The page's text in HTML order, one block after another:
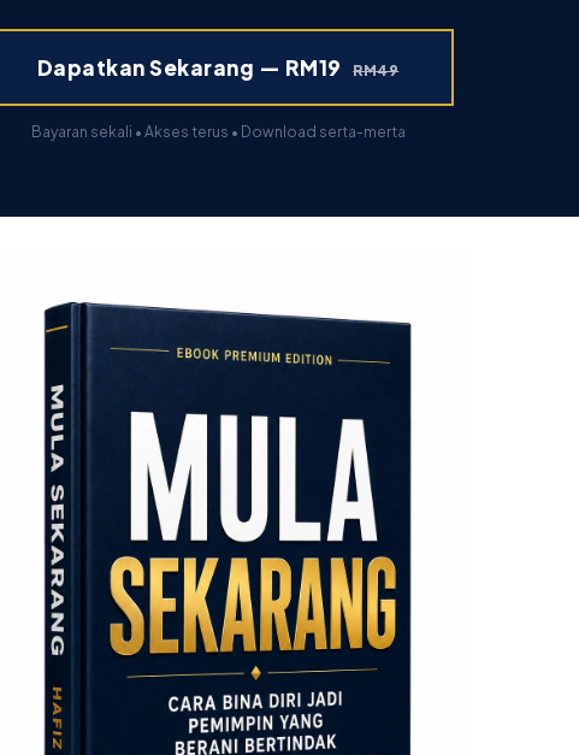
Dapatkan Sekarang — RM19 RM49
Bayaran sekali • Akses terus • Download serta-merta